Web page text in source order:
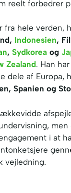
reelt forbedrer
fra hele verden,
Indonesien,
, Sydkorea og
Zealand. Han
dele af Europa,
Spanien og
men
i at
vejledning.